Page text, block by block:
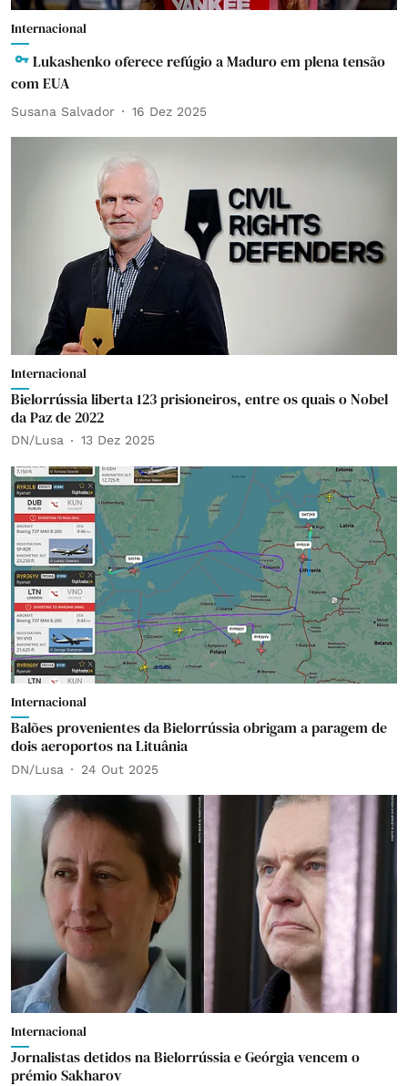
Internacional
Lukashenko oferece refúgio a Maduro em plena tensão
com EUA
Susana Salvador 16 Dez 2025
Internacional
Bielorrússia liberta 123 prisioneiros, entre os quais o Nobel
da Paz de 2022
DN/Lusa 13 Dez 2025
Internacional
Balões provenientes da Bielorrússia obrigam a paragem de
dois aeroportos na Lituânia
DN/Lusa 24 Out 2025
Internacional
Jornalistas detidos na Bielorrússia e Geórgia vencem o
prémio Sakharov